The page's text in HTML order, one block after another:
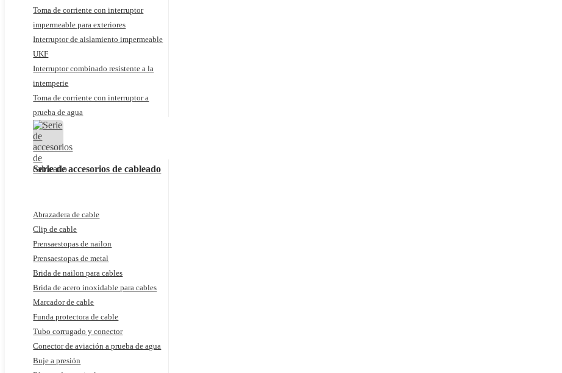
Toma de corriente con interruptor
impermeable para exteriores
Interruptor de aislamiento impermeable
UKF
Interruptor combinado resistente a la
intemperie
Toma de corriente con interruptor a
prueba de agua
Serie de accesorios de cableado
Abrazadera de cable
Clip de cable
Prensaestopas de nailon
Prensaestopas de metal
Brida de nailon para cables
Brida de acero inoxidable para cables
Marcador de cable
Funda protectora de cable
Tubo corrugado y conector
Conector de aviación a prueba de agua
Buje a presión